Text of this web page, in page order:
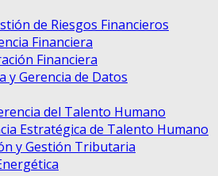
de Riesgos Financieros
Financiera
Financiera
y Gerencia de Datos
del Talento Humano
Estratégica de Talento Humano
y Gestión Tributaria